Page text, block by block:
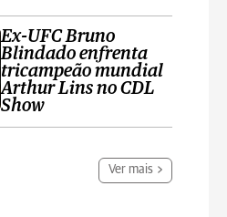
Ex-UFC Bruno
Blindado enfrenta
tricampeão mundial
Arthur Lins no CDL
Show
Ver mais